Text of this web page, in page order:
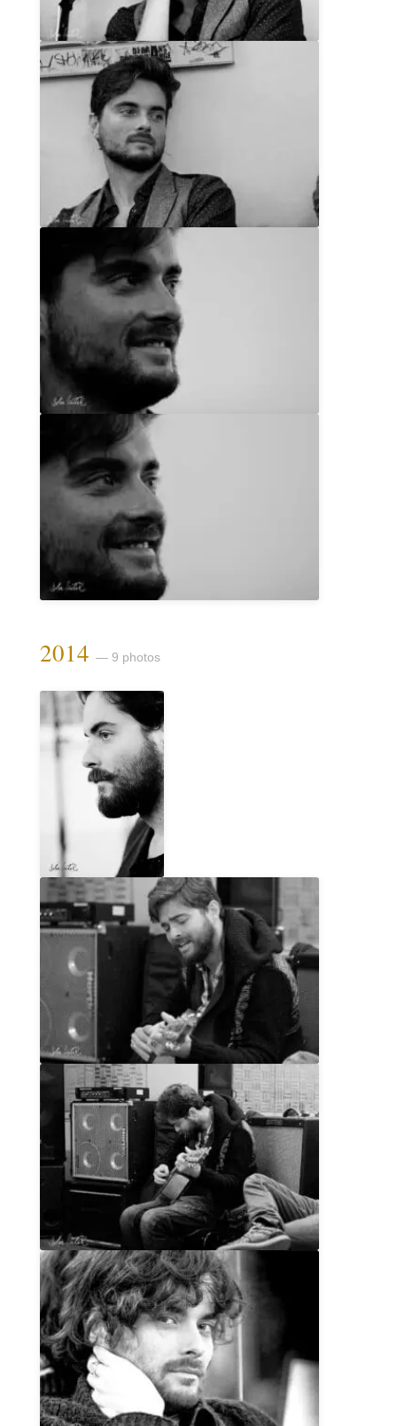
2014 — 9 photos